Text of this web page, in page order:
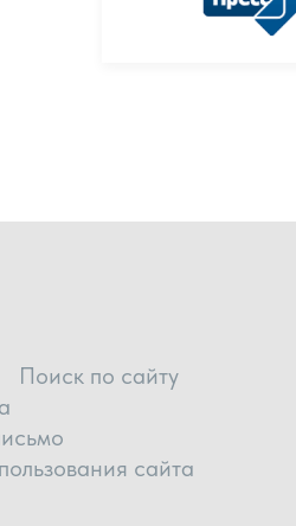
Поиск по сайту
сайта